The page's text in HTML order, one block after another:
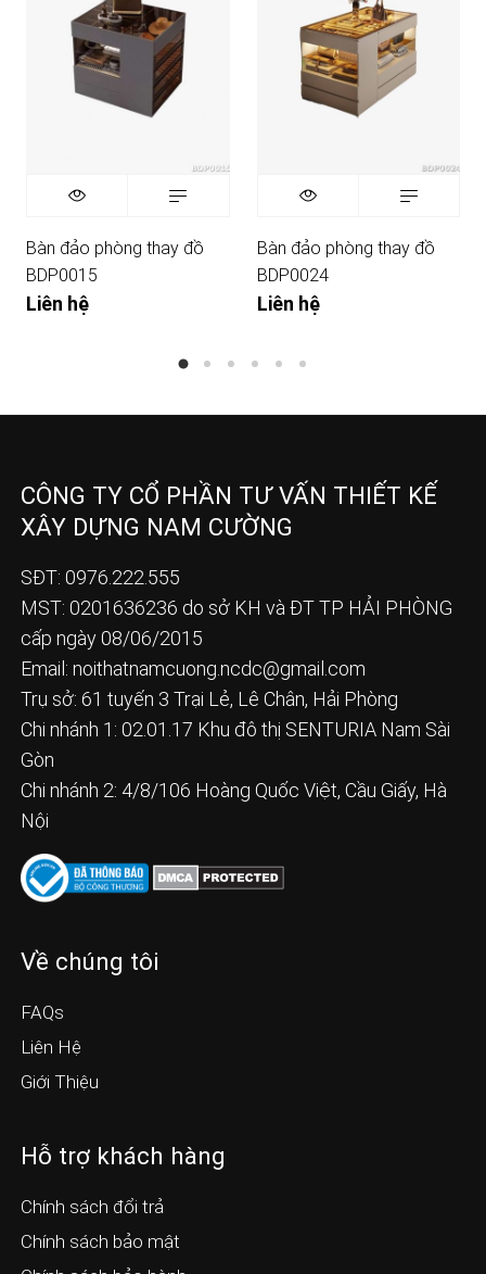
Bàn đảo phòng thay đồ
BDP0015
Liên hệ
Bàn đảo phòng thay đồ
BDP0024
Liên hệ
CÔNG TY CỔ PHẦN TƯ VẤN THIẾT KẾ
XÂY DỰNG NAM CƯỜNG
SĐT: 0976.222.555
MST: 0201636236 do sở KH và ĐT TP HẢI PHÒNG
cấp ngày 08/06/2015
Email: noithatnamcuong.ncdc@gmail.com
Trụ sở: 61 tuyến 3 Trại Lẻ, Lê Chân, Hải Phòng
Chi nhánh 1: 02.01.17 Khu đô thị SENTURIA Nam Sài
Gòn
Chi nhánh 2: 4/8/106 Hoàng Quốc Việt, Cầu Giấy, Hà
Nội
Về chúng tôi
FAQs
Liên Hệ
Giới Thiệu
Hỗ trợ khách hàng
Chính sách đổi trả
Chính sách bảo mật